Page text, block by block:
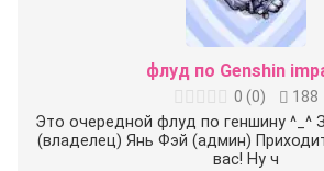
флуд по Genshin
0 (0)
188
Это очередной флуд по геншину ^⁠_⁠^
(владелец) Янь Фэй (админ)
вас! Ну ч